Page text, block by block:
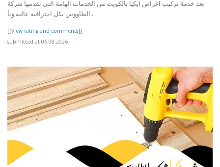
تعد خدمة تركيب اغراض ايكيا بالكويت من الخدمات الهامة التي تقدمها شركة
الطاووس بكل احترافية عالية وبأ..
[[View rating and comments]]
submitted at 06.08.2026